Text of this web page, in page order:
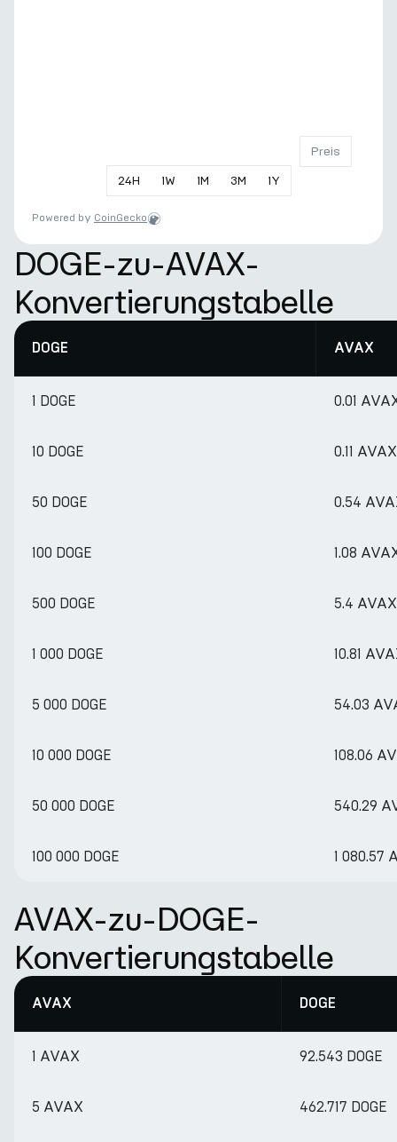
24H 1W 1M 3M 1Y
Preis
Powered by CoinGecko
DOGE-zu-AVAX-
Konvertierungstabelle
DOGE AVAX
1 DOGE 0.01
10 DOGE 0.11 AVAX
50 DOGE 0.54
100 DOGE 1.08
500 DOGE 5.4 AVAX
1 000 DOGE 10.81
5 000 DOGE 54.03
10 000 DOGE 108.06
50 000 DOGE 540.29
100 000 DOGE 1 080.57
AVAX-zu-DOGE-
Konvertierungstabelle
AVAX DOGE
1 AVAX 92.543 DOGE
5 AVAX 462.717 DOGE